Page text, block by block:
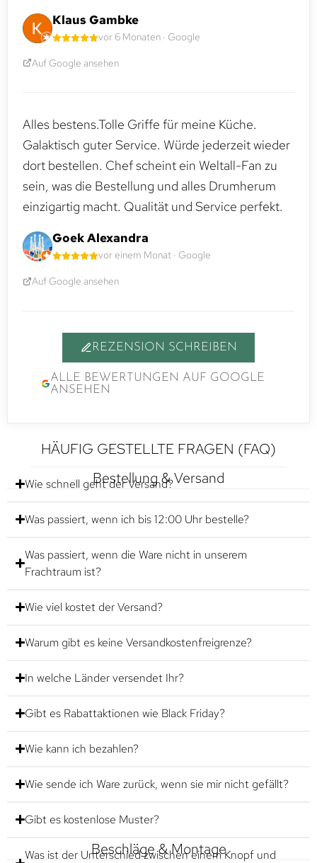
Klaus Gambke
vor 6 Monaten · Google
Auf Google ansehen
Alles bestens.Tolle Griffe für meine Küche.
Galaktisch guter Service. Würde jederzeit wieder
dort bestellen. Chef scheint ein Weltall-Fan zu
sein, was die Bestellung und alles Drumherum
einzigartig macht. Qualität und Service perfekt.
Goek Alexandra
vor einem Monat · Google
Auf Google ansehen
REZENSION SCHREIBEN
ALLE BEWERTUNGEN AUF GOOGLE
ANSEHEN
HÄUFIG GESTELLTE FRAGEN (FAQ)
Bestellung & Versand
Wie schnell geht der Versand?
Was passiert, wenn ich bis 12:00 Uhr bestelle?
Was passiert, wenn die Ware nicht in unserem
Frachtraum ist?
Wie viel kostet der Versand?
Warum gibt es keine Versandkostenfreigrenze?
In welche Länder versendet Ihr?
Gibt es Rabattaktionen wie Black Friday?
Wie kann ich bezahlen?
Wie sende ich Ware zurück, wenn sie mir nicht gefällt?
Gibt es kostenlose Muster?
Beschläge & Montage
Was ist der Unterschied zwischen einem Knopf und